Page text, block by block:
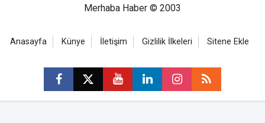
Merhaba Haber © 2003
Anasayfa Künye İletişim Gizlilik İlkeleri Sitene Ekle